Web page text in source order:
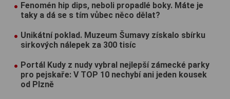
Fenomén hip dips, neboli propadlé boky. Máte je
taky a dá se s tím vůbec něco dělat?
Unikátní poklad. Muzeum Šumavy získalo sbírku
sirkových nálepek za 300 tisíc
Portál Kudy z nudy vybral nejlepší zámecké parky
pro pejskaře: V TOP 10 nechybí ani jeden kousek
od Plzně